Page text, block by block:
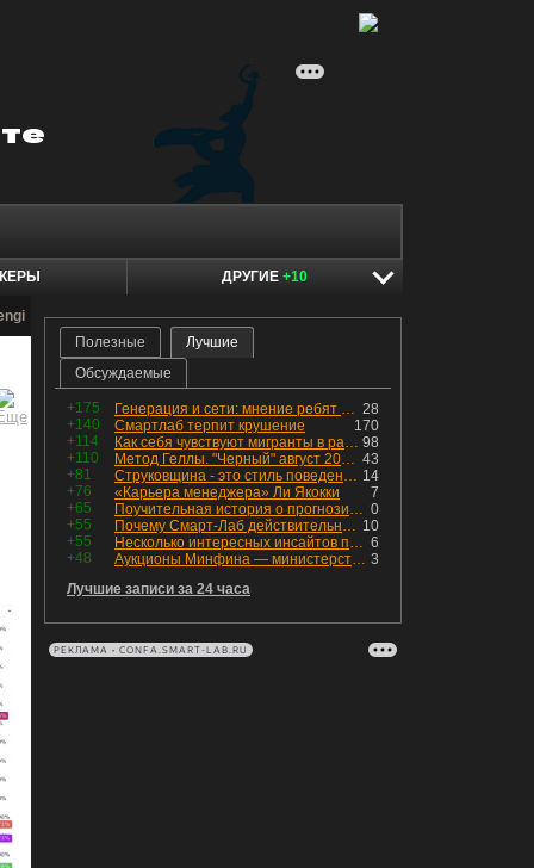
ДРУГИЕ +10
Полезные
Лучшие
Обсуждаемые
+175 28
Генерация и сети: мнение ребят из индустрии
+140
170
Смартлаб терпит крушение
+114
98
Как себя чувствуют мигранты в раю, в который они так стремились
+110
43
Метод Геллы. "Черный" август 2026 - быть или не быть?
+81
14
Струковщина - это стиль поведения, известный всем в секторе золотодобычи.
+76
7
«Карьера менеджера» Ли Якокки
+65
0
Поучительная история о прогнозировании
+55
10
Почему Смарт-Лаб действительно протух
+55
6
Несколько интересных инсайтов по "Озону"
+48
3
Аукционы Минфина — министерство всё ещё не придумало "лекарство" для рынка ОФЗ. Ликвидности банкам не хватает это по РЕПО аукционам!
Лучшие записи за 24 часа
РЕКЛАМА • CONFA.SMART-LAB.RU